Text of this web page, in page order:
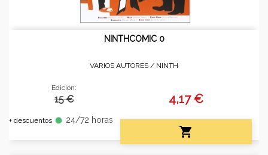
NINTHCOMIC 0
VARIOS AUTORES / NINTH
Edición:
15 €
+ descuentos fiber_manual_record 24/72 horas
4,17 €
